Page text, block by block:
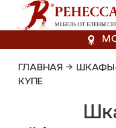
ГЛАВНАЯ →
КУПЕ